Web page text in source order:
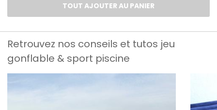
TOUT AJOUTER AU PANIER
Retrouvez nos conseils et tutos jeu
gonflable & sport piscine